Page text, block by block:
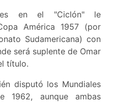
en el "Ciclón" le
América 1957 (por
Sudamericana) con
será suplente de Omar
título.
disputó los Mundiales
1962, aunque ambas